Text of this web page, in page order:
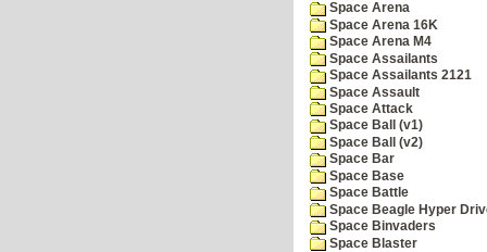
Space Arena
Space Arena 16K
Space Arena M4
Space Assailants
Space Assailants 2121
Space Assault
Space Attack
Space Ball (v1)
Space Ball (v2)
Space Bar
Space Base
Space Battle
Space Beagle Hyper
Space Binvaders
Space Blaster